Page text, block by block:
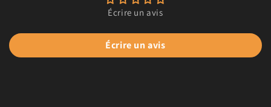
Écrire un avis
Écrire un avis